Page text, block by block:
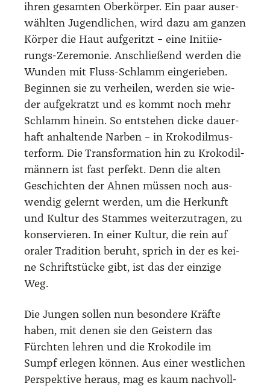
ihren gesam­ten Ober­kör­per. Ein paar aus­er­
wähl­ten Jugend­li­chen, wird dazu am gan­zen
Kör­per die Haut auf­ge­ritzt – eine Initi­ie­
rungs-Zere­mo­nie. Anschlie­ßend wer­den die
Wun­den mit Fluss-Schlamm ein­ge­rie­ben.
Begin­nen sie zu ver­hei­len, wer­den sie wie­
der auf­ge­kratzt und es kommt noch mehr
Schlamm hin­ein. So ent­ste­hen dicke dau­er­
haft anhal­ten­de Nar­ben – in Kro­ko­dil­mus­
ter­form. Die Trans­for­ma­ti­on hin zu Kro­ko­dil­
män­nern ist fast per­fekt. Denn die alten
Geschich­ten der Ahnen müs­sen noch aus­
wen­dig gelernt wer­den, um die Her­kunft
und Kul­tur des Stam­mes wei­ter­zu­tra­gen, zu
kon­ser­vie­ren. In einer Kul­tur, die rein auf
ora­ler Tra­di­ti­on beruht, sprich in der es kei­
ne Schrift­stü­cke gibt, ist das der ein­zi­ge
Weg.
Die Jun­gen sol­len nun beson­de­re Kräf­te
haben, mit denen sie den Geis­tern das
Fürch­ten leh­ren und die Kro­ko­di­le im
Sumpf erle­gen kön­nen. Aus einer west­li­chen
Per­spek­ti­ve her­aus, mag es kaum nach­voll­